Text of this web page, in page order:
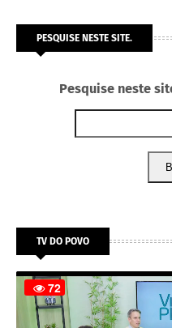
PESQUISE NESTE SITE.
Pesquise neste
TV DO POVO